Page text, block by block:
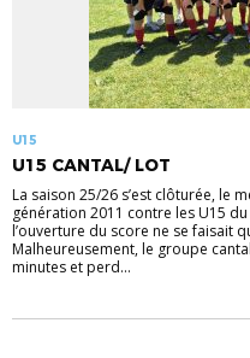
U15
U15 CANTAL/ LOT
La saison 25/26 s’est clôturée, le
génération 2011 contre les U15
l’ouverture du score ne se faisait
Malheureusement, le groupe
minutes et perd...